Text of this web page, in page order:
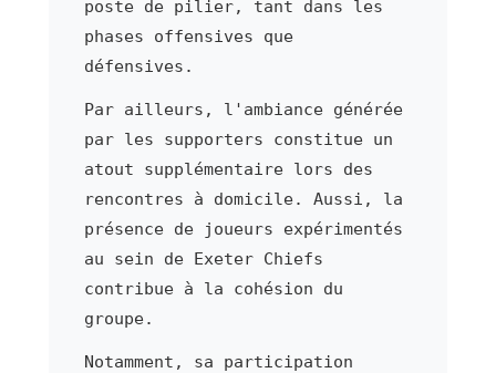
poste de pilier, tant dans les
phases offensives que
défensives.
Par ailleurs, l'ambiance générée
par les supporters constitue un
atout supplémentaire lors des
rencontres à domicile. Aussi, la
présence de joueurs expérimentés
au sein de Exeter Chiefs
contribue à la cohésion du
groupe.
Notamment, sa participation